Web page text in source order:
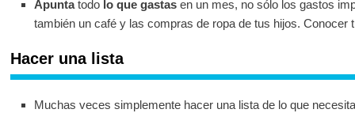
Apuntatodolo que gastas en un mes, no sólo los gastos
también un café y las compras de ropa de tus hijos. Conocer
Hacer una lista
Muchas veces simplemente hacer una lista de lo que